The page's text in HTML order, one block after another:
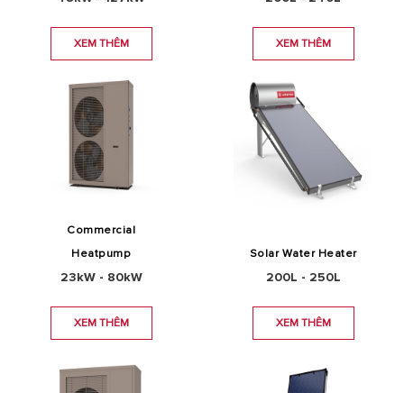
XEM THÊM XEM THÊM
Commercial
Heatpump
23kW - 80kW
XEM THÊM
Solar Water Heater
200L - 250L
XEM THÊM